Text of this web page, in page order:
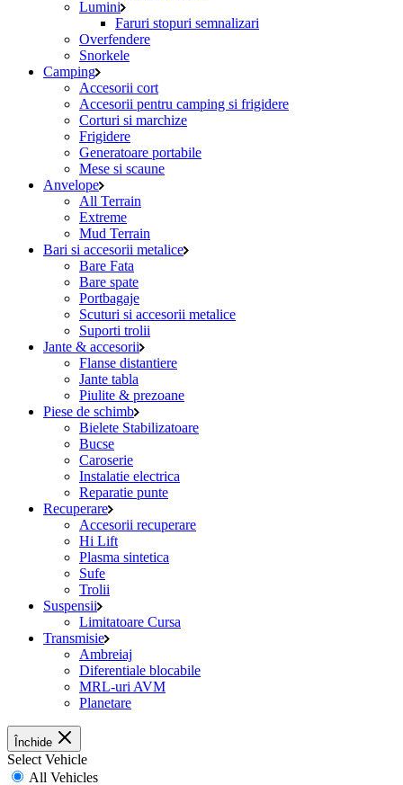
Lumini
Faruri stopuri semnalizari
Overfendere
Snorkele
Camping
Accesorii cort
Accesorii pentru camping si frigidere
Corturi si marchize
Frigidere
Generatoare portabile
Mese si scaune
Anvelope
All Terrain
Extreme
Mud Terrain
Bari si accesorii metalice
Bare Fata
Bare spate
Portbagaje
Scuturi si accesorii metalice
Suporti trolii
Jante & accesorii
Flanse distantiere
Jante tabla
Piulite & prezoane
Piese de schimb
Bielete Stabilizatoare
Bucse
Caroserie
Instalatie electrica
Reparatie punte
Recuperare
Accesorii recuperare
Hi Lift
Plasma sintetica
Sufe
Trolii
Suspensii
Limitatoare Cursa
Transmisie
Ambreiaj
Diferentiale blocabile
MRL-uri AVM
Planetare
Închide
Select Vehicle
All Vehicles